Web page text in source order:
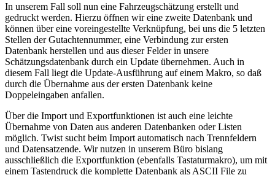
In unserem Fall soll nun eine Fahrzeugschätzung erstellt und
gedruckt werden. Hierzu öffnen wir eine zweite Datenbank und
können über eine voreingestellte Verknüpfung, bei uns die 5 letzten
Stellen der Gutachtennummer, eine Verbindung zur ersten
Datenbank herstellen und aus dieser Felder in unsere
Schätzungsdatenbank durch ein Update übernehmen. Auch in
diesem Fall liegt die Update-Ausführung auf einem Makro, so daß
durch die Übernahme aus der ersten Datenbank keine
Doppeleingaben anfallen.
Über die Import und Exportfunktionen ist auch eine leichte
Übernahme von Daten aus anderen Datenbanken oder Listen
möglich. Twist sucht beim Import automatisch nach Trennfeldern
und Datensatzende. Wir nutzen in unserem Büro bislang
ausschließlich die Exportfunktion (ebenfalls Tastaturmakro), um mit
einem Tastendruck die komplette Datenbank als ASCII File zu